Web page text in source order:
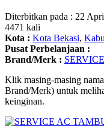
Diterbitkan pada : 22
4471 kali
Kota : Kota Bekasi,
Pusat Perbelanjaan :
Brand/Merk :
Klik masing-masing
Brand/Merk) untuk
keinginan.